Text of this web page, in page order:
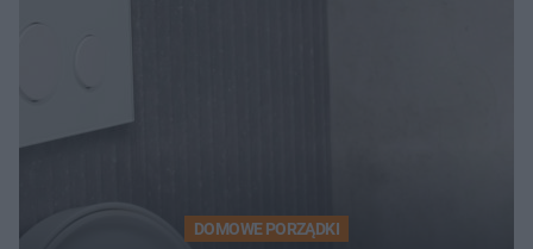
DOMOWE PORZĄDKI